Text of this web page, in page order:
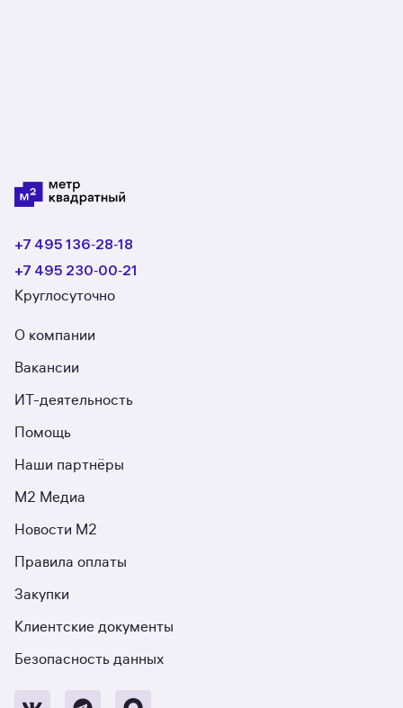
+7 495 136‑28‑18
+7 495 230‑00‑21
Круглосуточно
О компании
Вакансии
ИТ-деятельность
Помощь
Наши партнёры
М2 Медиа
Новости М2
Правила оплаты
Закупки
Клиентские документы
Безопасность данных